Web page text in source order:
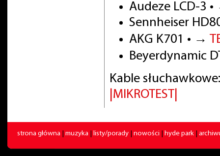
Audeze LCD-3
Sennheiser
AKG K701 • →
Beyerdynamic
Kable
|MIKROTEST|
strona główna muzyka listy/porady nowości hyde park